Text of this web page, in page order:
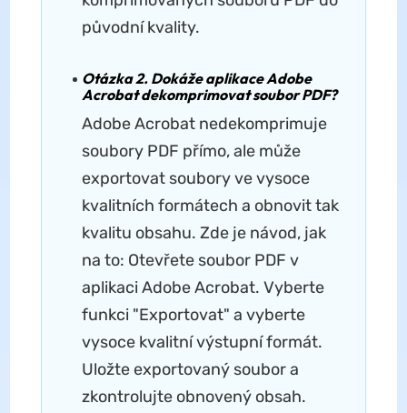
původní kvality.
Otázka 2. Dokáže aplikace Adobe
Acrobat dekomprimovat soubor PDF?
Adobe Acrobat nedekomprimuje
soubory PDF přímo, ale může
exportovat soubory ve vysoce
kvalitních formátech a obnovit tak
kvalitu obsahu. Zde je návod, jak
na to: Otevřete soubor PDF v
aplikaci Adobe Acrobat. Vyberte
funkci "Exportovat" a vyberte
vysoce kvalitní výstupní formát.
Uložte exportovaný soubor a
zkontrolujte obnovený obsah.